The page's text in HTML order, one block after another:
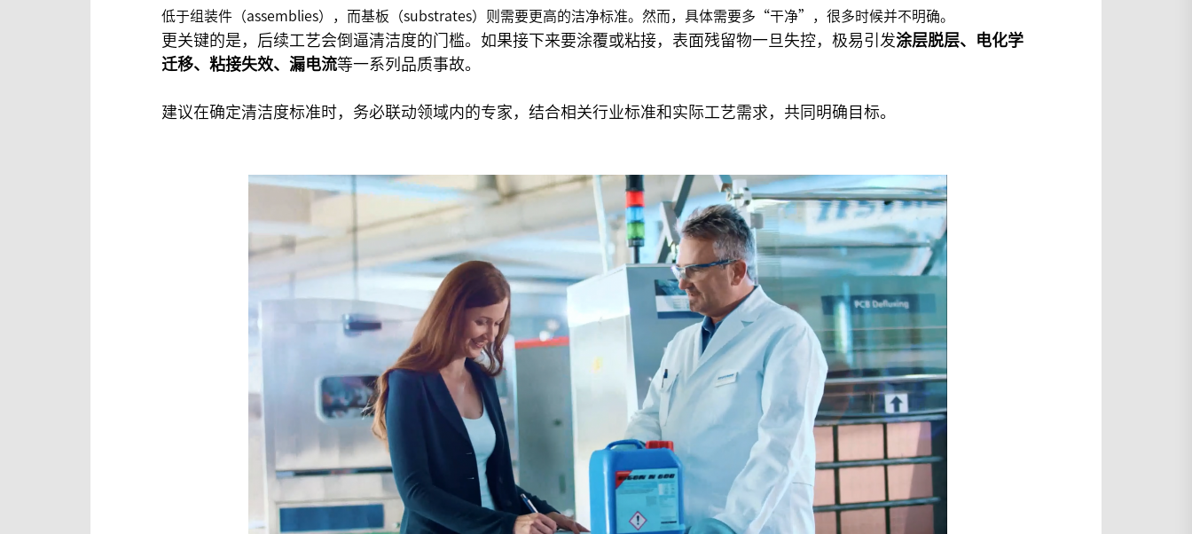
低于组装件（assemblies），而基板（substrates）则需要更高的洁净标准。然而，具体需要多“干净”，很多时候并不明确。
更关键的是，后续工艺会倒逼清洁度的门槛。如果接下来要涂覆或粘接，表面残留物一旦失控，极易引发涂层脱层、电化学
迁移、粘接失效、漏电流等一系列品质事故。
建议在确定清洁度标准时，务必联动领域内的专家，结合相关行业标准和实际工艺需求，共同明确目标。